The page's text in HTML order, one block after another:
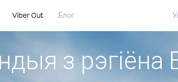
Viber Out Блог
з